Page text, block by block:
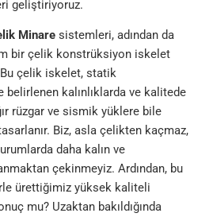
geliştiriyoruz.
Minare sistemleri, adından da
bir çelik konstrüksiyon iskelet
çelik iskelet, statik
kalınlıklarda ve kalitede
rüzgar ve sismik yüklere bile
Biz, asla çelikten kaçmaz,
daha kalın ve
çekinmeyiz. Ardından, bu
ürettiğimiz yüksek kaliteli
mu? Uzaktan bakıldığında